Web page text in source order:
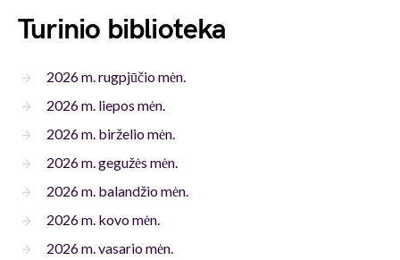
Turinio biblioteka
2026 m. rugpjūčio mėn.
2026 m. liepos mėn.
2026 m. birželio mėn.
2026 m. gegužės mėn.
2026 m. balandžio mėn.
2026 m. kovo mėn.
2026 m. vasario mėn.